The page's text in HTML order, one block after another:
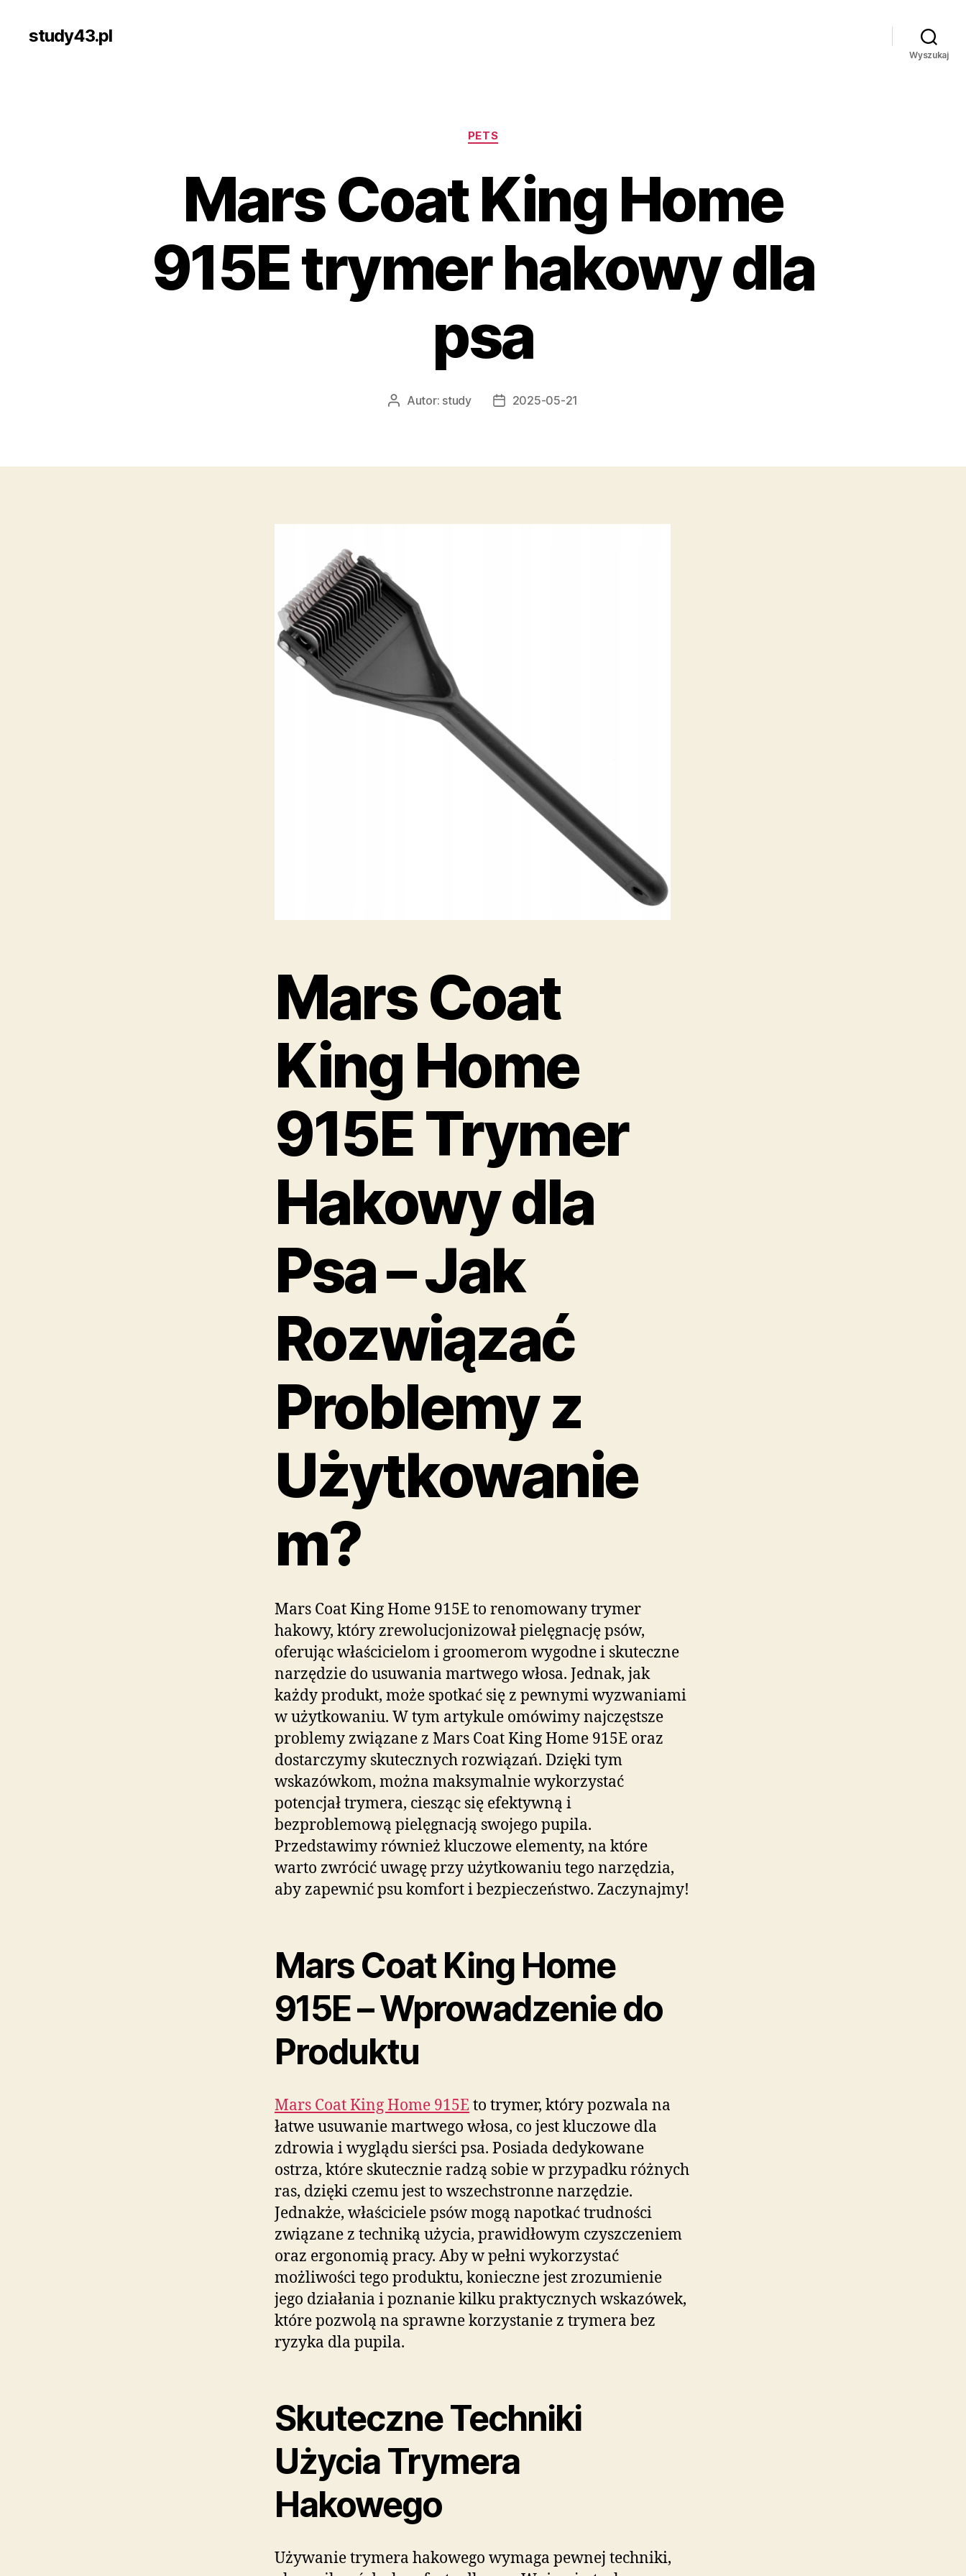
study43.pl
Wyszukaj
Kategorie
PETS
Mars Coat King Home
915E trymer hakowy dla
psa
AutorAutor: study
Data2025-05-21
Mars Coat
King Home
915E Trymer
Hakowy dla
Psa – Jak
Rozwiązać
Problemy z
Użytkowanie
m?
Mars Coat King Home 915E to renomowany trymer
hakowy, który zrewolucjonizował pielęgnację psów,
oferując właścicielom i groomerom wygodne i skuteczne
narzędzie do usuwania martwego włosa. Jednak, jak
każdy produkt, może spotkać się z pewnymi wyzwaniami
w użytkowaniu. W tym artykule omówimy najczęstsze
problemy związane z Mars Coat King Home 915E oraz
dostarczymy skutecznych rozwiązań. Dzięki tym
wskazówkom, można maksymalnie wykorzystać
potencjał trymera, ciesząc się efektywną i
bezproblemową pielęgnacją swojego pupila.
Przedstawimy również kluczowe elementy, na które
warto zwrócić uwagę przy użytkowaniu tego narzędzia,
aby zapewnić psu komfort i bezpieczeństwo. Zaczynajmy!
Mars Coat King Home
915E – Wprowadzenie do
Produktu
Mars Coat King Home 915Eto trymer, który pozwala na
łatwe usuwanie martwego włosa, co jest kluczowe dla
zdrowia i wyglądu sierści psa. Posiada dedykowane
ostrza, które skutecznie radzą sobie w przypadku różnych
ras, dzięki czemu jest to wszechstronne narzędzie.
Jednakże, właściciele psów mogą napotkać trudności
związane z techniką użycia, prawidłowym czyszczeniem
oraz ergonomią pracy. Aby w pełni wykorzystać
możliwości tego produktu, konieczne jest zrozumienie
jego działania i poznanie kilku praktycznych wskazówek,
które pozwolą na sprawne korzystanie z trymera bez
ryzyka dla pupila.
Skuteczne Techniki
Użycia Trymera
Hakowego
Używanie trymera hakowego wymaga pewnej techniki,